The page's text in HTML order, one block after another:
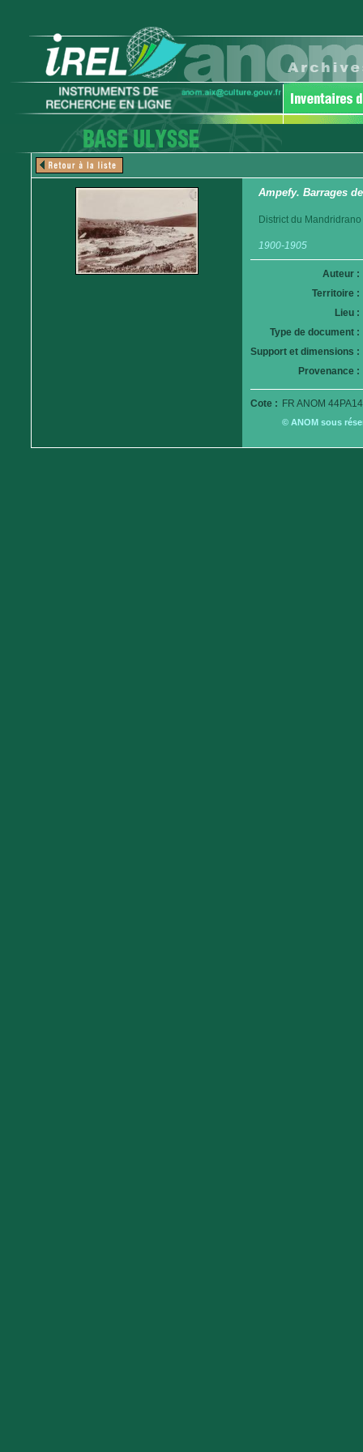
Ampefy. Barrages
District du Mandridrano
1900-1905
Auteur :
Territoire :
Lieu :
Type de document :
Support et dimensions :
Provenance :
Cote : FR ANOM
© ANOM sous